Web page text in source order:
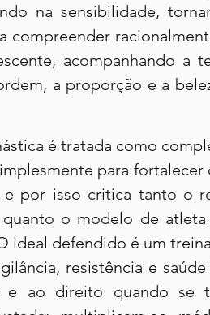
na sensibilidade,
compreender
acompanhando a
a proporção e a
é tratada como
para
e por isso critica tanto o
o modelo de
ideal defendido é um
resistência e
e ao direito quando se